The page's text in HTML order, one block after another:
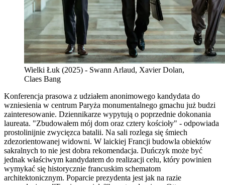
Wielki Łuk (2025) - Swann Arlaud, Xavier Dolan,
Claes Bang
Konferencja prasowa z udziałem anonimowego kandydata do
wzniesienia w centrum Paryża monumentalnego gmachu już budzi
zainteresowanie. Dziennikarze wypytują o poprzednie dokonania
laureata. "Zbudowałem mój dom oraz cztery kościoły" - odpowiada
prostolinijnie zwycięzca batalii. Na sali rozlega się śmiech
zdezorientowanej widowni. W laickiej Francji budowla obiektów
sakralnych to nie jest dobra rekomendacja. Duńczyk może być
jednak właściwym kandydatem do realizacji celu, który powinien
wymykać się historycznie francuskim schematom
architektonicznym. Poparcie prezydenta jest jak na razie